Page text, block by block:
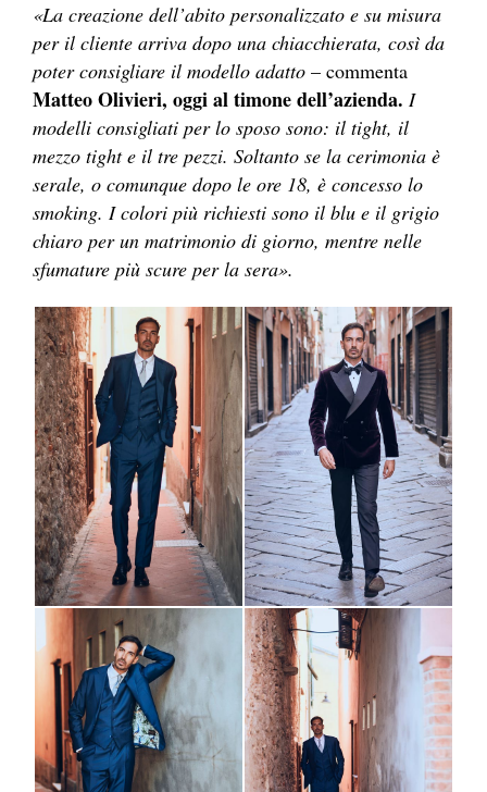
«La creazione dell’abito personalizzato e su misura
per il cliente arriva dopo una chiacchierata, così da
poter consigliare il modello adatto – commenta
Matteo Olivieri, oggi al timone dell’azienda. I
modelli consigliati per lo sposo sono: il tight, il
mezzo tight e il tre pezzi. Soltanto se la cerimonia è
serale, o comunque dopo le ore 18, è concesso lo
smoking. I colori più richiesti sono il blu e il grigio
chiaro per un matrimonio di giorno, mentre nelle
sfumature più scure per la sera».